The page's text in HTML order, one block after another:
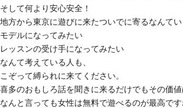
そして何より安心安全！
地方から東京に遊びに来たついでに寄るなんてい
モデルになってみたい
レッスンの受け手になってみたい
なんて考えている人も、
こぞって縛られに来てください。
喜多のおもしろ話を聞きに来るだけでもその価値
なんと言っても女性は無料で遊べるのが最高です